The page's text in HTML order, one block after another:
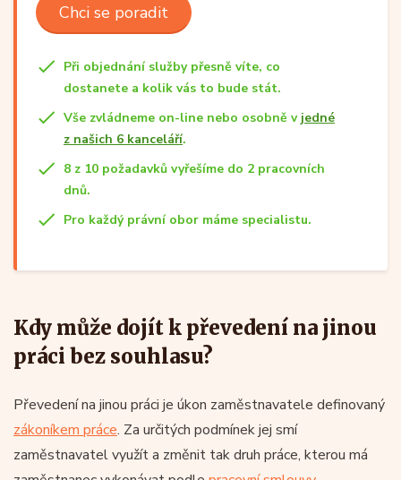
Chci se poradit
Při objednání služby přesně víte, co
dostanete a kolik vás to bude stát.
Vše zvládneme on-line nebo osobně v jedné
z našich 6 kanceláří.
8 z 10 požadavků vyřešíme do 2 pracovních
dnů.
Pro každý právní obor máme specialistu.
Kdy může dojít k převedení na jinou
práci bez souhlasu?
Převedení na jinou práci je úkon zaměstnavatele definovaný
zákoníkem práce. Za určitých podmínek jej smí
zaměstnavatel využít a změnit tak druh práce, kterou má